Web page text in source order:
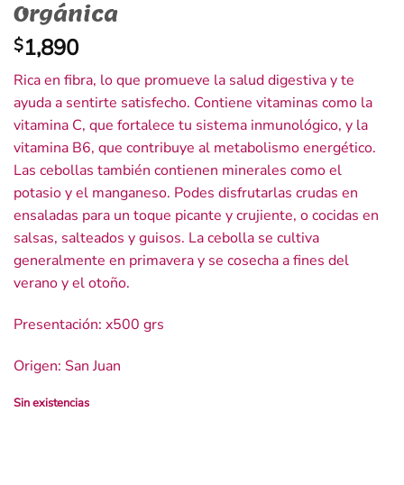
Orgánica
$1,890
Rica en fibra, lo que promueve la salud digestiva y te
ayuda a sentirte satisfecho. Contiene vitaminas como la
vitamina C, que fortalece tu sistema inmunológico, y la
vitamina B6, que contribuye al metabolismo energético.
Las cebollas también contienen minerales como el
potasio y el manganeso. Podes disfrutarlas crudas en
ensaladas para un toque picante y crujiente, o cocidas en
salsas, salteados y guisos. La cebolla se cultiva
generalmente en primavera y se cosecha a fines del
verano y el otoño.
Presentación: x500 grs
Origen: San Juan
Sin existencias